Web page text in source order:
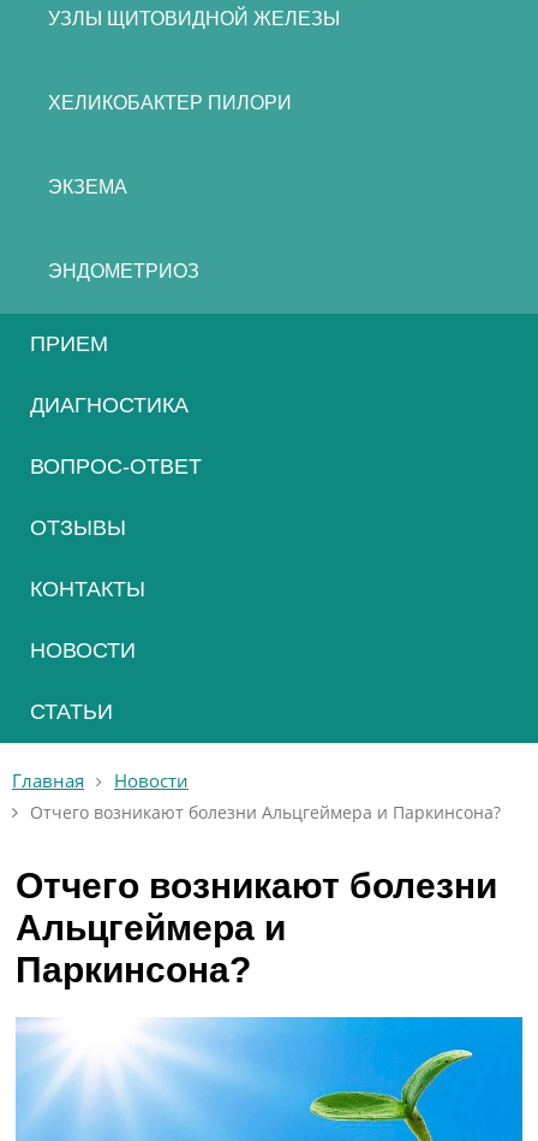
УЗЛЫ ЩИТОВИДНОЙ ЖЕЛЕЗЫ
ХЕЛИКОБАКТЕР ПИЛОРИ
ЭКЗЕМА
ЭНДОМЕТРИОЗ
ПРИЕМ
ДИАГНОСТИКА
ВОПРОС-ОТВЕТ
ОТЗЫВЫ
КОНТАКТЫ
НОВОСТИ
СТАТЬИ
Главная Новости
Отчего возникают болезни Альцгеймера и Паркинсона?
Отчего возникают болезни
Альцгеймера и
Паркинсона?